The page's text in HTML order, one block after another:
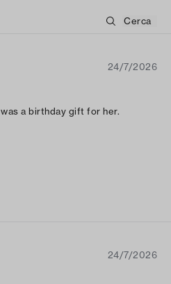
24/7/2026
a birthday gift for her.
24/7/2026